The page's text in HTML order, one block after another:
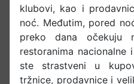
klubovi, kao i
noć. Međutim, pored
preko dana očekuju
restoranima nacionalne
ste strastveni u
tržnice, prodavnice i